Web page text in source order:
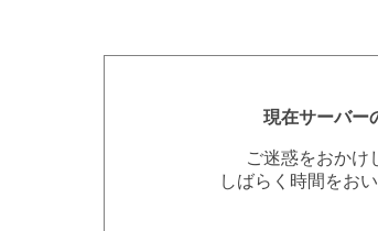
現在サーバー
ご迷惑をおかけ
しばらく時間をお